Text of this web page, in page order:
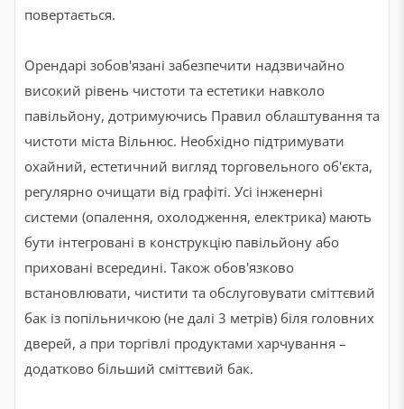
повертається.
Орендарі зобов'язані забезпечити надзвичайно
високий рівень чистоти та естетики навколо
павільйону, дотримуючись Правил облаштування та
чистоти міста Вільнюс. Необхідно підтримувати
охайний, естетичний вигляд торговельного об'єкта,
регулярно очищати від графіті. Усі інженерні
системи (опалення, охолодження, електрика) мають
бути інтегровані в конструкцію павільйону або
приховані всередині. Також обов'язково
встановлювати, чистити та обслуговувати сміттєвий
бак із попільничкою (не далі 3 метрів) біля головних
дверей, а при торгівлі продуктами харчування –
додатково більший сміттєвий бак.